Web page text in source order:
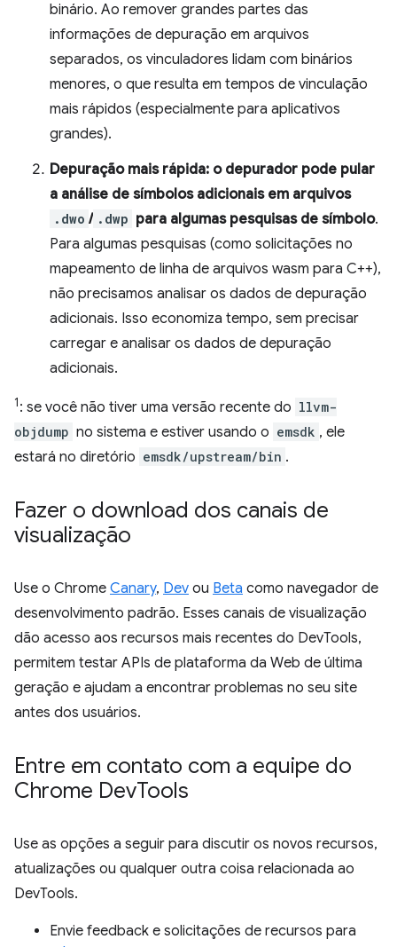
binário. Ao remover grandes partes das
informações de depuração em arquivos
separados, os vinculadores lidam com binários
menores, o que resulta em tempos de vinculação
mais rápidos (especialmente para aplicativos
grandes).
Depuração mais rápida: o depurador pode pular
a análise de símbolos adicionais em arquivos
.dwo / .dwp para algumas pesquisas de símbolo.
Para algumas pesquisas (como solicitações no
mapeamento de linha de arquivos wasm para C++),
não precisamos analisar os dados de depuração
adicionais. Isso economiza tempo, sem precisar
carregar e analisar os dados de depuração
adicionais.
1: se você não tiver uma versão recente do llvm-
objdump no sistema e estiver usando o emsdk , ele
estará no diretório emsdk/upstream/bin .
Fazer o download dos canais de
visualização
Use o Chrome Canary, Dev ou Beta como navegador de
desenvolvimento padrão. Esses canais de visualização
dão acesso aos recursos mais recentes do DevTools,
permitem testar APIs de plataforma da Web de última
geração e ajudam a encontrar problemas no seu site
antes dos usuários.
Entre em contato com a equipe do
Chrome DevTools
Use as opções a seguir para discutir os novos recursos,
atualizações ou qualquer outra coisa relacionada ao
DevTools.
Envie feedback e solicitações de recursos para